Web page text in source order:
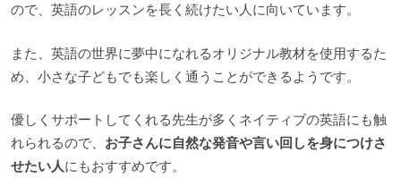
ので、英語のレッスンを長く続けたい人に向いています。
また、英語の世界に夢中になれるオリジナル教材を使用するた
め、小さな子どもでも楽しく通うことができるようです。
優しくサポートしてくれる先生が多くネイティブの英語にも触
れられるので、 お子さんに自然な発音や言い回しを身につけさ
せたい人にもおすすめです。